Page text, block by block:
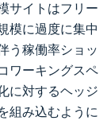
サイトはフリー
模に過度に集中
う稼働率ショッ
ワーキングスペ
に対するヘッジ
組み込むように